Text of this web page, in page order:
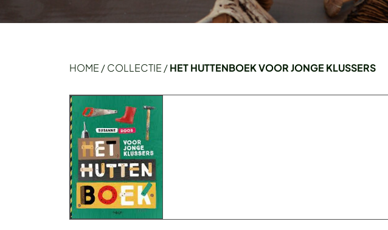
HOME /COLLECTIE /HET HUTTENBOEK VOOR JONGE KLUSSERS